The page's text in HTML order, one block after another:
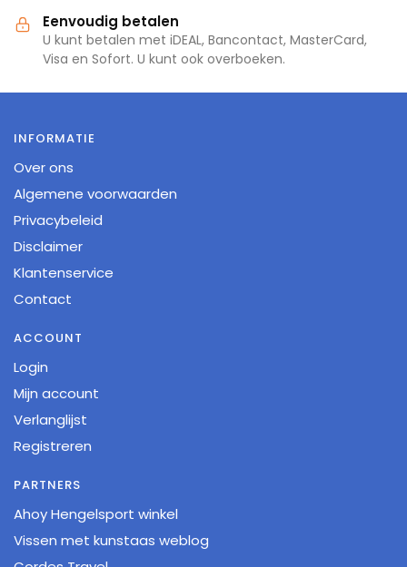
Eenvoudig betalen
U kunt betalen met iDEAL, Bancontact, MasterCard,
Visa en Sofort. U kunt ook overboeken.
INFORMATIE
Over ons
Algemene voorwaarden
Privacybeleid
Disclaimer
Klantenservice
Contact
ACCOUNT
Login
Mijn account
Verlanglijst
Registreren
PARTNERS
Ahoy Hengelsport winkel
Vissen met kunstaas weblog